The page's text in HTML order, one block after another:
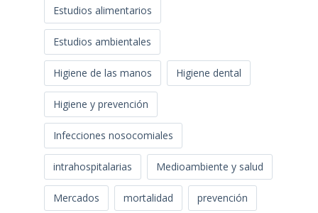
Estudios alimentarios
Estudios ambientales
Higiene de las manos Higiene dental
Higiene y prevención
Infecciones nosocomiales
intrahospitalarias Medioambiente y salud
Mercados mortalidad
prevención